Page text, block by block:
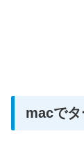
macでタ